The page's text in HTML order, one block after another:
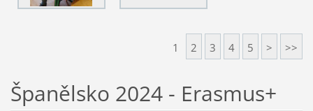
1 2 3 4 5 > >>
Španělsko 2024 - Erasmus+